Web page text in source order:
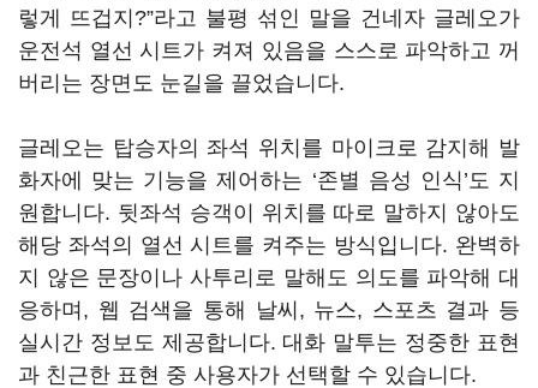
렇게 뜨겁지?”라고 불평 섞인 말을 건네자 글레오가
운전석 열선 시트가 켜져 있음을 스스로 파악하고 꺼
버리는 장면도 눈길을 끌었습니다.
글레오는 탑승자의 좌석 위치를 마이크로 감지해 발
화자에 맞는 기능을 제어하는 ‘존별 음성 인식’도 지
원합니다. 뒷좌석 승객이 위치를 따로 말하지 않아도
해당 좌석의 열선 시트를 켜주는 방식입니다. 완벽하
지 않은 문장이나 사투리로 말해도 의도를 파악해 대
응하며, 웹 검색을 통해 날씨, 뉴스, 스포츠 결과 등
실시간 정보도 제공합니다. 대화 말투는 정중한 표현
과 친근한 표현 중 사용자가 선택할 수 있습니다.